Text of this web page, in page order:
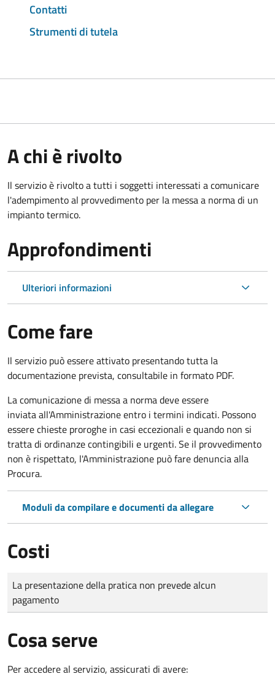
Contatti
Strumenti di tutela
A chi è rivolto
Il servizio è rivolto a tutti i soggetti interessati a comunicare
l'adempimento al provvedimento per la messa a norma di un
impianto termico.
Approfondimenti
Ulteriori informazioni
Come fare
Il servizio può essere attivato presentando tutta la
documentazione prevista, consultabile in formato PDF.
La comunicazione di messa a norma deve essere
inviata all'Amministrazione entro i termini indicati. Possono
essere chieste proroghe in casi eccezionali e quando non si
tratta di ordinanze contingibili e urgenti. Se il provvedimento
non è rispettato, l'Amministrazione può fare denuncia alla
Procura.
Moduli da compilare e documenti da allegare
Costi
Tipo di pagamento
Importo
La presentazione della pratica non prevede alcun
pagamento
Cosa serve
Per accedere al servizio, assicurati di avere: